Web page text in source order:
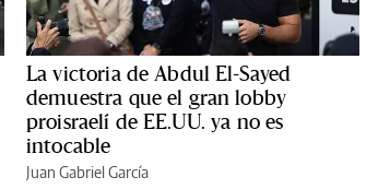
La victoria de Abdul El-Sayed
demuestra que el gran lobby
proisraelí de EE.UU. ya no es
intocable
Juan Gabriel García